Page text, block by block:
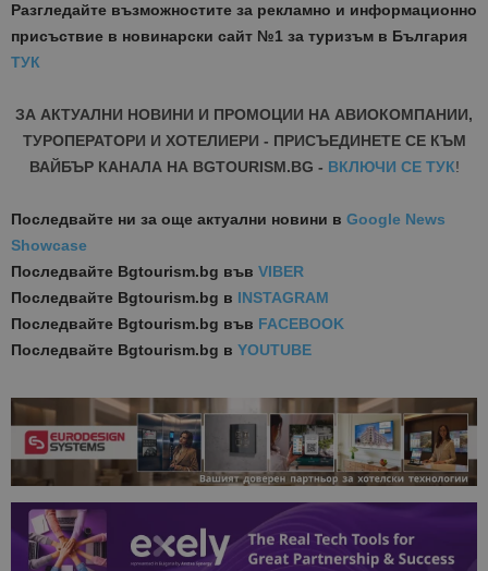
Разгледайте възможностите за рекламно и информационно
присъствие в новинарски сайт №1 за туризъм в България
ТУК
ЗА АКТУАЛНИ НОВИНИ И ПРОМОЦИИ НА АВИОКОМПАНИИ,
ТУРОПЕРАТОРИ И ХОТЕЛИЕРИ - ПРИСЪЕДИНЕТЕ СЕ КЪМ
ВАЙБЪР КАНАЛА НА BGTOURISM.BG - ВКЛЮЧИ СЕ ТУК!
Последвайте ни за още актуални новини в Google News
Showcase
Последвайте Bgtourism.bg във VIBER
Последвайте Bgtourism.bg в INSTAGRAM
Последвайте Bgtourism.bg във FACEBOOK
Последвайте Bgtourism.bg в YOUTUBE